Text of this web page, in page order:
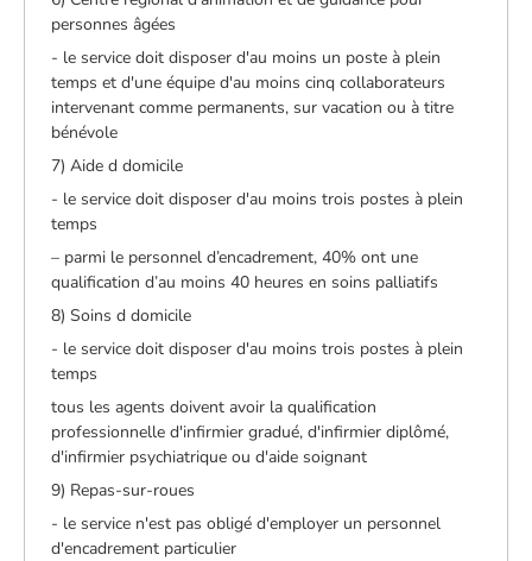
personnes âgées
- le service doit disposer d'au moins un poste à plein
temps et d'une équipe d'au moins cinq collaborateurs
intervenant comme permanents, sur vacation ou à titre
bénévole
7) Aide d domicile
- le service doit disposer d'au moins trois postes à plein
temps
– parmi le personnel d’encadrement, 40% ont une
qualification d’au moins 40 heures en soins palliatifs
8) Soins d domicile
- le service doit disposer d'au moins trois postes à plein
temps
tous les agents doivent avoir la qualification
professionnelle d'infirmier gradué, d'infirmier diplômé,
d'infirmier psychiatrique ou d'aide soignant
9) Repas-sur-roues
- le service n'est pas obligé d'employer un personnel
d'encadrement particulier